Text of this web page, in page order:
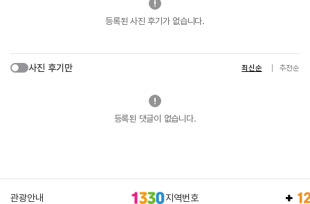
등록된 사진 후기가 없습니다.
사진 후기만 최신순 추천순
등록된 댓글이 없습니다.
관광안내 지역번호